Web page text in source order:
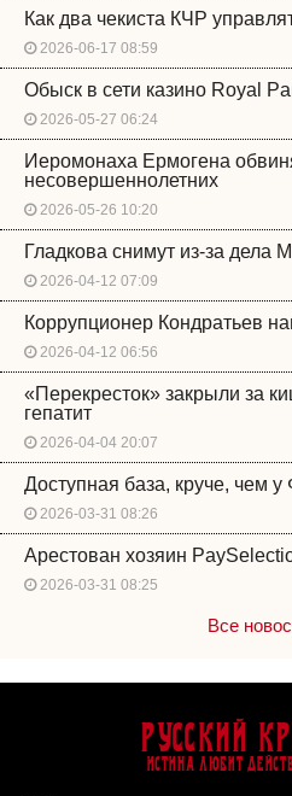
Как два чекиста КЧР
2026-06-17 08:59
Обыск в сети казино Royal
2026-05-27 06:24
Иеромонаха Ермогена
несовершеннолетних
2026-05-26 10:20
Гладкова снимут из-за дела
2026-04-12 07:09
Коррупционер Кондратьев
2026-04-12 06:56
«Перекресток» закрыли за
гепатит
2026-04-04 20:07
Доступная база, круче, чем
2026-03-31 08:26
Арестован хозяин
2026-03-31 08:25
Все
Русский
Истина любит